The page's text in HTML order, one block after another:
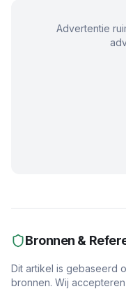
Advertentie
Bronnen &
Dit artikel is gebaseerd
bronnen. Wij